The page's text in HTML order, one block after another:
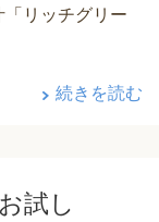
リッチグリー
続きを読む
試し